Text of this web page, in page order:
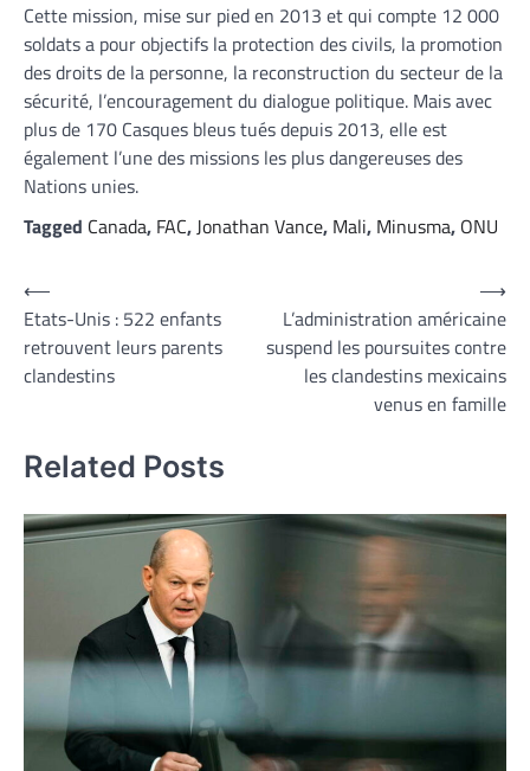
Cette mission, mise sur pied en 2013 et qui compte 12 000
soldats a pour objectifs la protection des civils, la promotion
des droits de la personne, la reconstruction du secteur de la
sécurité, l’encouragement du dialogue politique. Mais avec
plus de 170 Casques bleus tués depuis 2013, elle est
également l’une des missions les plus dangereuses des
Nations unies.
Tagged Canada, FAC,Jonathan Vance, Mali, Minusma, ONU
Navigation
de
l’article
⟵
Etats-Unis : 522 enfants
retrouvent leurs parents
clandestins
L’administration américaine
suspend les poursuites contre
les clandestins mexicains
venus en famille
⟶
Related Posts